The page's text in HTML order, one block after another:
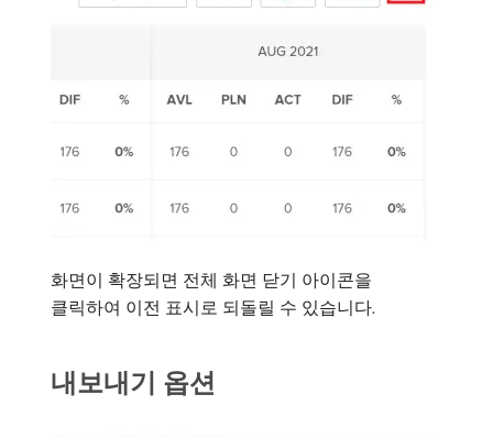
화면이 확장되면 전체 화면 닫기 아이콘을
클릭하여 이전 표시로 되돌릴 수 있습니다.
내보내기 옵션